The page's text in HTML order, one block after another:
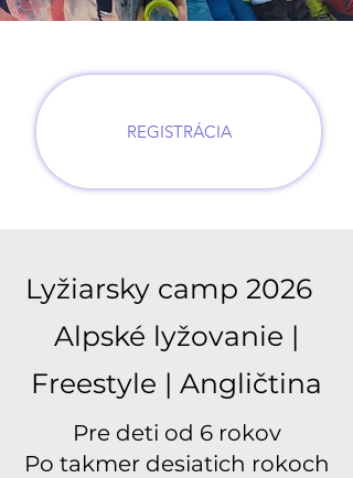
REGISTRÁCIA
Lyžiarsky camp 2026
Alpské lyžovanie |
Freestyle | Angličtina
Pre deti od 6 rokov
Po takmer desiatich rokoch